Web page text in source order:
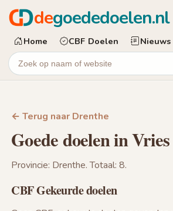
degoededoelen.nl
Home CBF Doelen Nieuws
← Terug naar Drenthe
Goede doelen in Vries
Provincie: Drenthe. Totaal: 8.
CBF Gekeurde doelen